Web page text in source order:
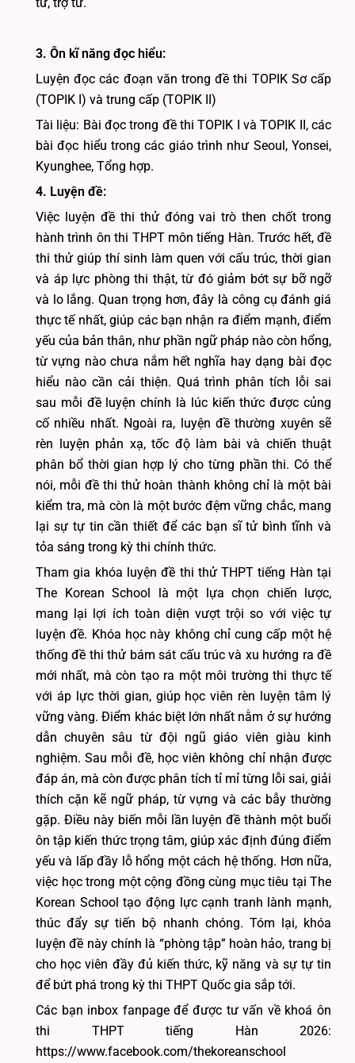
3. Ôn kĩ năng đọc hiểu:
Luyện đọc các đoạn văn trong đề thi TOPIK Sơ cấp
(TOPIK I) và trung cấp (TOPIK II)
Tài liệu: Bài đọc trong đề thi TOPIK I và TOPIK II, các
bài đọc hiểu trong các giáo trình như Seoul, Yonsei,
Kyunghee, Tổng hợp.
4. Luyện đề:
Việc luyện đề thi thử đóng vai trò then chốt trong
hành trình ôn thi THPT môn tiếng Hàn. Trước hết, đề
thi thử giúp thí sinh làm quen với cấu trúc, thời gian
và áp lực phòng thi thật, từ đó giảm bớt sự bỡ ngỡ
và lo lắng. Quan trọng hơn, đây là công cụ đánh giá
thực tế nhất, giúp các bạn nhận ra điểm mạnh, điểm
yếu của bản thân, như phần ngữ pháp nào còn hổng,
từ vựng nào chưa nắm hết nghĩa hay dạng bài đọc
hiểu nào cần cải thiện. Quá trình phân tích lỗi sai
sau mỗi đề luyện chính là lúc kiến thức được củng
cố nhiều nhất. Ngoài ra, luyện đề thường xuyên sẽ
rèn luyện phản xạ, tốc độ làm bài và chiến thuật
phân bổ thời gian hợp lý cho từng phần thi. Có thể
nói, mỗi đề thi thử hoàn thành không chỉ là một bài
kiểm tra, mà còn là một bước đệm vững chắc, mang
lại sự tự tin cần thiết để các bạn sĩ tử bình tĩnh và
tỏa sáng trong kỳ thi chính thức.
Tham gia khóa luyện đề thi thử THPT tiếng Hàn tại
The Korean School là một lựa chọn chiến lược,
mang lại lợi ích toàn diện vượt trội so với việc tự
luyện đề. Khóa học này không chỉ cung cấp một hệ
thống đề thi thử bám sát cấu trúc và xu hướng ra đề
mới nhất, mà còn tạo ra một môi trường thi thực tế
với áp lực thời gian, giúp học viên rèn luyện tâm lý
vững vàng. Điểm khác biệt lớn nhất nằm ở sự hướng
dẫn chuyên sâu từ đội ngũ giáo viên giàu kinh
nghiệm. Sau mỗi đề, học viên không chỉ nhận được
đáp án, mà còn được phân tích tỉ mỉ từng lỗi sai, giải
thích cặn kẽ ngữ pháp, từ vựng và các bẫy thường
gặp. Điều này biến mỗi lần luyện đề thành một buổi
ôn tập kiến thức trọng tâm, giúp xác định đúng điểm
yếu và lấp đầy lỗ hổng một cách hệ thống. Hơn nữa,
việc học trong một cộng đồng cùng mục tiêu tại The
Korean School tạo động lực cạnh tranh lành mạnh,
thúc đẩy sự tiến bộ nhanh chóng. Tóm lại, khóa
luyện đề này chính là “phòng tập” hoàn hảo, trang bị
cho học viên đầy đủ kiến thức, kỹ năng và sự tự tin
để bứt phá trong kỳ thi THPT Quốc gia sắp tới.
Các bạn inbox fanpage để được tư vấn về khoá ôn
thi THPT tiếng Hàn 2026:
https://www.facebook.com/thekoreanschool